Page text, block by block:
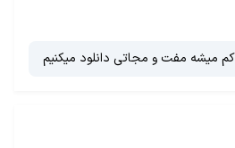
کم میشه مفت و مجاتی دانلود میکنیم